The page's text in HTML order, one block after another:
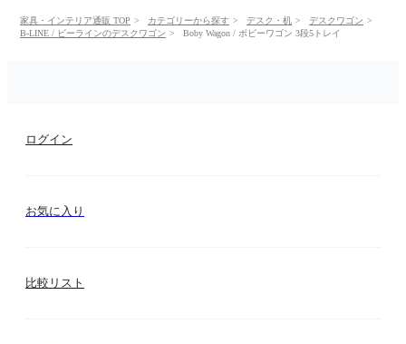
家具・インテリア通販 TOP カテゴリーから探す デスク・机
デスクワゴン
B-LINE / ビーラインのデスクワゴン
Boby Wagon / ボビーワゴン 3段5トレイ
ログイン
お気に入り
比較リスト